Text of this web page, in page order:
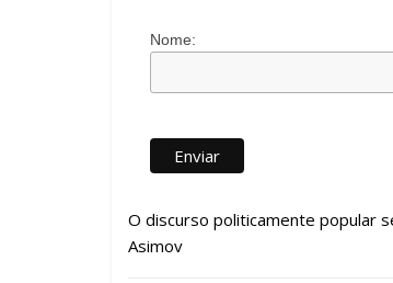
Nome:
O discurso politicamente popular
Asimov